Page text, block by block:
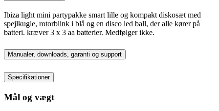
Ibiza light mini partypakke smart lille og kompakt diskosæt med
spejlkugle, rotorblink i blå og en disco led ball, der alle kører på
batteri. kræver 3 x 3 aa batterier. Medfølger ikke.
Manualer, downloads, garanti og support
Specifikationer
Mål og vægt